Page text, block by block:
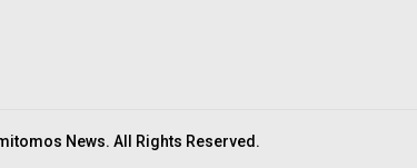
News. All Rights Reserved.